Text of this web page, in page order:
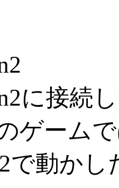
接続し
ゲーム
で動か